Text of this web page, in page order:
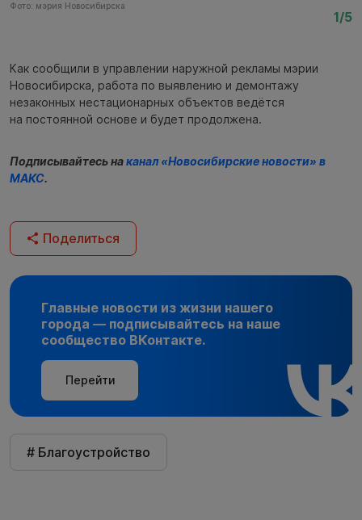
Фото: мэрия Новосибирска
1/5
Как сообщили в управлении наружной рекламы мэрии
Новосибирска, работа по выявлению и демонтажу
незаконных нестационарных объектов ведётся
на постоянной основе и будет продолжена.
Подписывайтесь наканал «Новосибирские новости» в
МАКС.
Поделиться
Главные новости из жизни нашего
города — подписывайтесь на наше
сообщество ВКонтакте.
Перейти
# Благоустройство